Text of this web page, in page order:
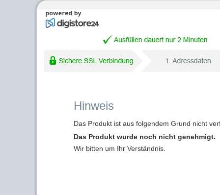
Hinweis
Das Produkt ist aus folgendem Grund nicht
Das Produkt wurde noch nicht genehmigt.
Wir bitten um Ihr Verständnis.